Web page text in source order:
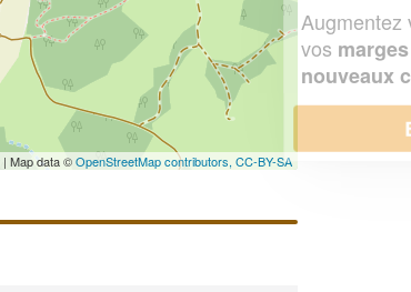
| Map data ©OpenStreetMap contributors, CC-BY-SA
Augmentez votre chiffre d'affaireset
vos
marges
tout en gagnant de
nouveaux clients!
En savoir plus